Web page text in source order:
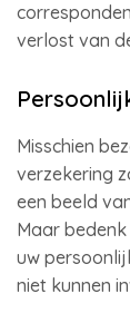
verlost van
Misschien
verzekering
een beeld
Maar
uw
niet kunnen